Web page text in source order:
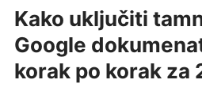
Kako uključiti
Google
korak po korak za